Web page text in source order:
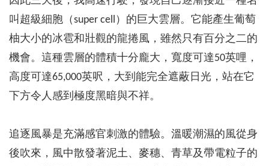
叫超級細胞（super cell）的巨大雲層。它能產生葡萄
柚大小的冰雹和壯觀的龍捲風，雖然只有百分之二的
機會。這種雲層的體積十分龐大，寬度可達50英哩，
高度可達65,000英呎，大到能完全遮蔽日光，站在它
下方令人感到極度黑暗與不祥。
追逐風暴是充滿感官刺激的體驗。溫暖潮濕的風從身
後吹來，風中散發著泥土、麥穗、青草及帶電粒子的